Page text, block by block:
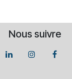
Nous suivre